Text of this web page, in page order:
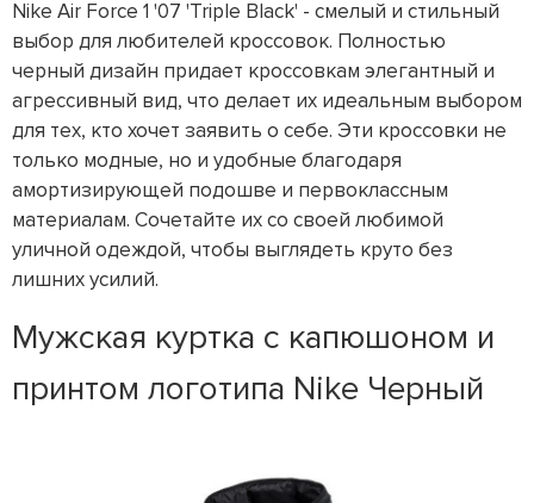
Nike Air Force 1 '07 'Triple Black' - смелый и стильный
выбор для любителей кроссовок. Полностью
черный дизайн придает кроссовкам элегантный и
агрессивный вид, что делает их идеальным выбором
для тех, кто хочет заявить о себе. Эти кроссовки не
только модные, но и удобные благодаря
амортизирующей подошве и первоклассным
материалам. Сочетайте их со своей любимой
уличной одеждой, чтобы выглядеть круто без
лишних усилий.
Мужская куртка с капюшоном и
принтом логотипа Nike Черный